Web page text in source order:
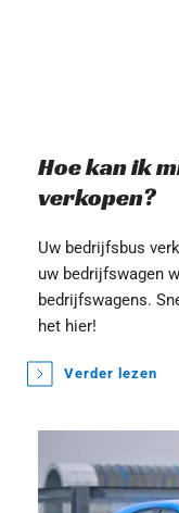
Hoe kan ik
verkopen?
Uw bedrijfsbus
uw bedrijfswagen
bedrijfswagens.
het hier!
Verder lezen